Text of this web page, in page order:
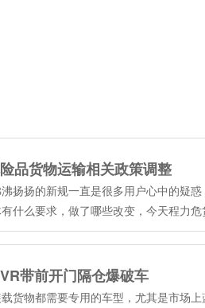
品货物运输相关政策调整
扬扬的新规一直是很多用户心中的疑
什么要求，做了哪些改变，今天程力
带前开门隔仓爆破车
货物都需要专用的车型，尤其是市场